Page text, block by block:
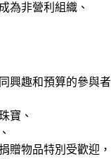
為非營利組織、
興趣和預算的參與者
寶、
贈物品特別受歡迎，